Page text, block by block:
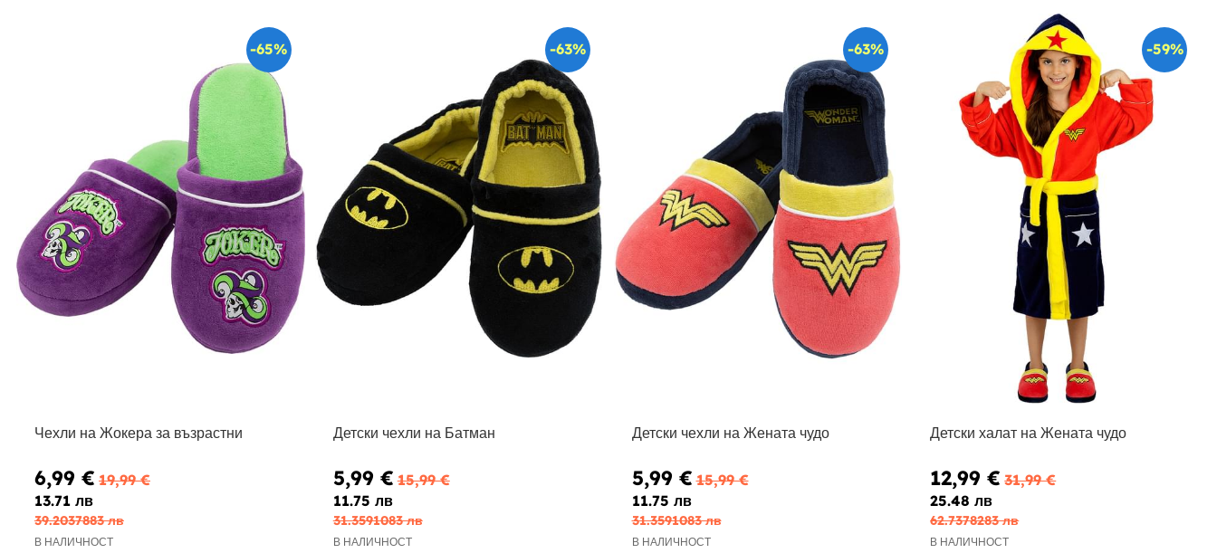
-65%
Чехли на Жокера за възрастни
6,99 € 19,99 €
13.71 лв
39.2037883 лв
В НАЛИЧНОСТ
-63%
Детски чехли на Батман
5,99 € 15,99 €
11.75 лв
31.3591083 лв
В НАЛИЧНОСТ
-63%
Детски чехли на Жената чудо
5,99 € 15,99 €
11.75 лв
31.3591083 лв
В НАЛИЧНОСТ
-59%
Детски халат на Жената чудо
12,99 € 31,99 €
25.48 лв
62.7378283 лв
В НАЛИЧНОСТ